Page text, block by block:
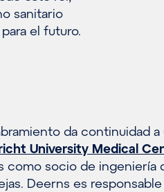
sanitario
el futuro.
da continuidad
University Medical
como socio de ingeniería
Deerns es